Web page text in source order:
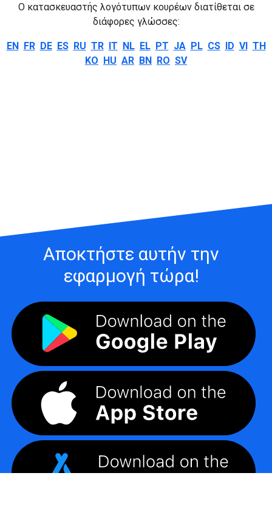
Ο κατασκευαστής λογότυπων κουρέων διατίθεται σε
διάφορες γλώσσες:
EN FR DE ES RU TR IT NL EL PT JA PL CS ID VI TH
KO HU AR BN RO SV
Αποκτήστε αυτήν την
εφαρμογή τώρα!